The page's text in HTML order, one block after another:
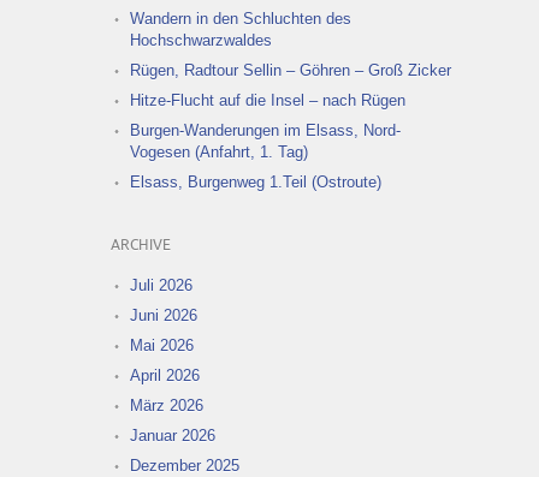
Wandern in den Schluchten des
Hochschwarzwaldes
Rügen, Radtour Sellin – Göhren – Groß Zicker
Hitze-Flucht auf die Insel – nach Rügen
Burgen-Wanderungen im Elsass, Nord-
Vogesen (Anfahrt, 1. Tag)
Elsass, Burgenweg 1.Teil (Ostroute)
ARCHIVE
Juli 2026
Juni 2026
Mai 2026
April 2026
März 2026
Januar 2026
Dezember 2025